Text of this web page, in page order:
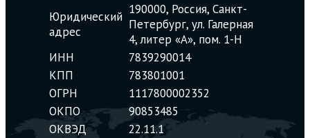
Юридический
адрес
190000, Россия, Санкт-
Петербург, ул. Галерная
4, литер «А», пом. 1-Н
ИНН
7839290014
КПП
783801001
ОГРН
1117800002352
ОКПО
90853485
ОКВЭД
22.11.1